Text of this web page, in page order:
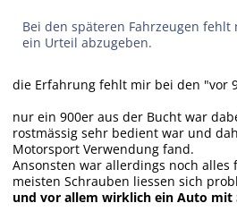
Bei den späteren Fahrzeugen
ein Urteil abzugeben.
die Erfahrung fehlt mir bei den "vor
nur ein 900er aus der Bucht war
rostmässig sehr bedient war und
Motorsport Verwendung fand.
Ansonsten war allerdings noch
meisten Schrauben liessen sich
und vor allem wirklich ein Auto mit